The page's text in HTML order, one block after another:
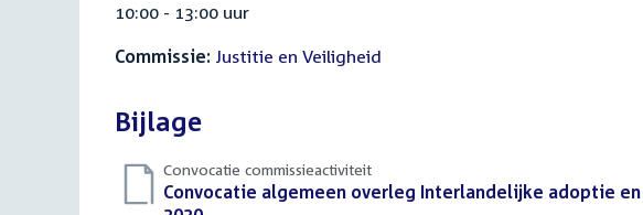
10:00 - 13:00 uur
Commissie: Justitie en Veiligheid
Bijlage
Convocatie commissieactiviteit
Download
Convocatie algemeen overleg Interlandelijke adoptie